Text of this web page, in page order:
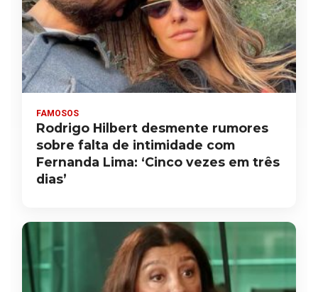
FAMOSOS
Rodrigo Hilbert desmente rumores
sobre falta de intimidade com
Fernanda Lima: ‘Cinco vezes em três
dias’